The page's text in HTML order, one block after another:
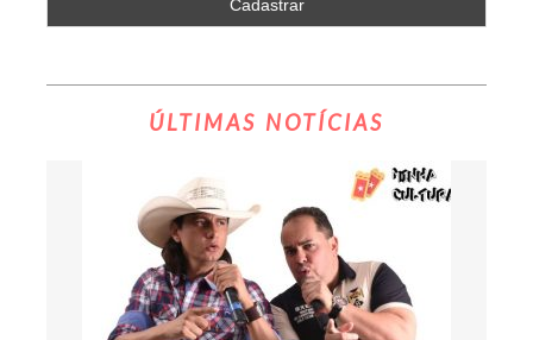
ÚLTIMAS NOTÍCIAS